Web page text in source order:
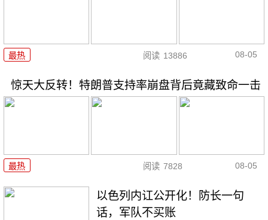
最热 阅读 13886 08-05
惊天大反转！特朗普支持率崩盘背后竟藏致命一击
最热 阅读 7828 08-05
以色列内讧公开化！防长一句
话，军队不买账